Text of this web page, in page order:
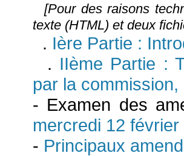
[Pour des raisons
texte (HTML) et deux
. Ière Partie :
. IIème Partie :
par la commission,
- Examen des
mercredi 12 février
- Principaux